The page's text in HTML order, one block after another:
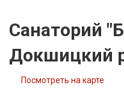
Санаторий
Докшицкий
Посмотреть на карте